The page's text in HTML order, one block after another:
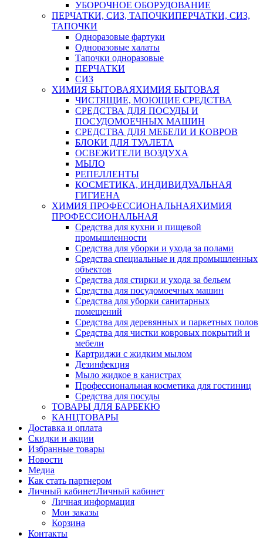
УБОРОЧНОЕ ОБОРУДОВАНИЕ
ПЕРЧАТКИ, СИЗ, ТАПОЧКИПЕРЧАТКИ, СИЗ,
ТАПОЧКИ
Одноразовые фартуки
Одноразовые халаты
Тапочки одноразовые
ПЕРЧАТКИ
СИЗ
ХИМИЯ БЫТОВАЯХИМИЯ БЫТОВАЯ
ЧИСТЯЩИЕ, МОЮЩИЕ СРЕДСТВА
СРЕДСТВА ДЛЯ ПОСУДЫ И
ПОСУДОМОЕЧНЫХ МАШИН
СРЕДСТВА ДЛЯ МЕБЕЛИ И КОВРОВ
БЛОКИ ДЛЯ ТУАЛЕТА
ОСВЕЖИТЕЛИ ВОЗДУХА
МЫЛО
РЕПЕЛЛЕНТЫ
КОСМЕТИКА, ИНДИВИДУАЛЬНАЯ
ГИГИЕНА
ХИМИЯ ПРОФЕССИОНАЛЬНАЯХИМИЯ
ПРОФЕССИОНАЛЬНАЯ
Средства для кухни и пищевой
промышленности
Средства для уборки и ухода за полами
Средства специальные и для промышленных
объектов
Средства для стирки и ухода за бельем
Средства для посудомоечных машин
Средства для уборки санитарных
помещений
Средства для деревянных и паркетных полов
Средства для чистки ковровых покрытий и
мебели
Картриджи с жидким мылом
Дезинфекция
Мыло жидкое в канистрах
Профессиональная косметика для гостиниц
Средства для посуды
ТОВАРЫ ДЛЯ БАРБЕКЮ
КАНЦТОВАРЫ
Доставка и оплата
Скидки и акции
Избранные товары
Новости
Медиа
Как стать партнером
Личный кабинетЛичный кабинет
Личная информация
Мои заказы
Корзина
Контакты